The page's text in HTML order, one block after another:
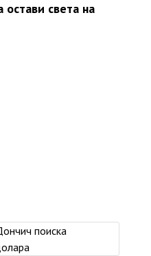
света на